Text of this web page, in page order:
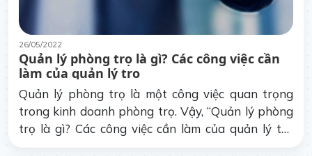
26/05/2022
Quản lý phòng trọ là gì? Các công việc cần
làm của quản lý trọ
Quản lý phòng trọ là một công việc quan trọng
trong kinh doanh phòng trọ. Vậy, “Quản lý phòng
trọ là gì? Các công việc cần làm của quản lý trọ